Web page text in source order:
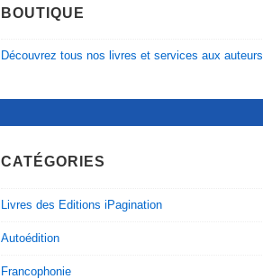
BOUTIQUE
Découvrez tous nos livres et services aux auteurs
CATÉGORIES
Livres des Editions iPagination
Autoédition
Francophonie